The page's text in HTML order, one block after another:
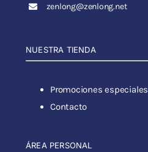
zenlong@zenlong.net
NUESTRA TIENDA
Promociones especiales
Contacto
ÁREA PERSONAL